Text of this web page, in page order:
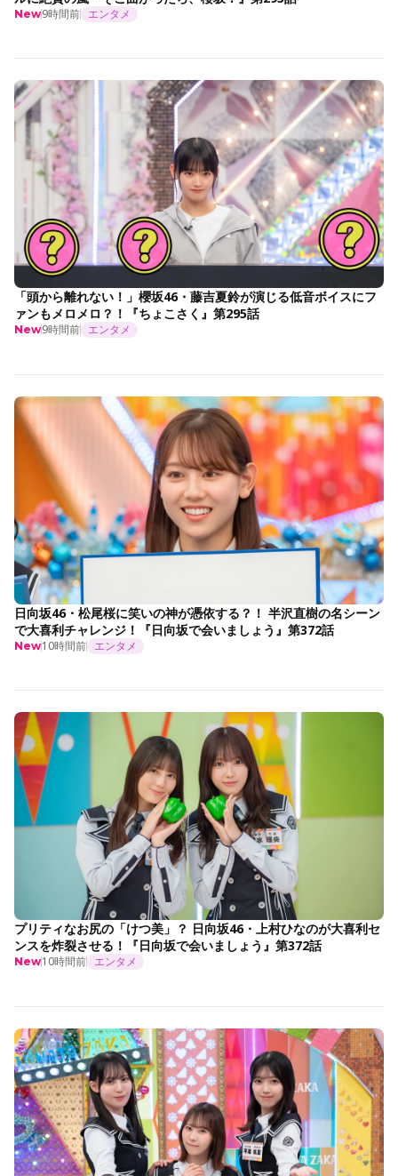
New9時間前 エンタメ
「頭から離れない！」櫻坂46・藤吉夏鈴が演じる低音ボイスにフ
ァンもメロメロ？！『ちょこさく』第295話
New9時間前 エンタメ
日向坂46・松尾桜に笑いの神が憑依する？！ 半沢直樹の名シーン
で大喜利チャレンジ！『日向坂で会いましょう』第372話
New10時間前 エンタメ
プリティなお尻の「けつ美」？ 日向坂46・上村ひなのが大喜利セ
ンスを炸裂させる！『日向坂で会いましょう』第372話
New10時間前 エンタメ